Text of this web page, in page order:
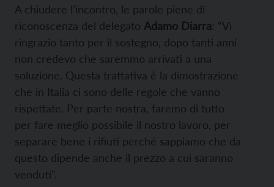
A chiudere l’incontro, le parole piene di
riconoscenza del delegato Adamo Diarra: “Vi
ringrazio tanto per il sostegno, dopo tanti anni
non credevo che saremmo arrivati a una
soluzione. Questa trattativa è la dimostrazione
che in Italia ci sono delle regole che vanno
rispettate. Per parte nostra, faremo di tutto
per fare meglio possibile il nostro lavoro, per
separare bene i rifiuti perché sappiamo che da
questo dipende anche il prezzo a cui saranno
venduti”.